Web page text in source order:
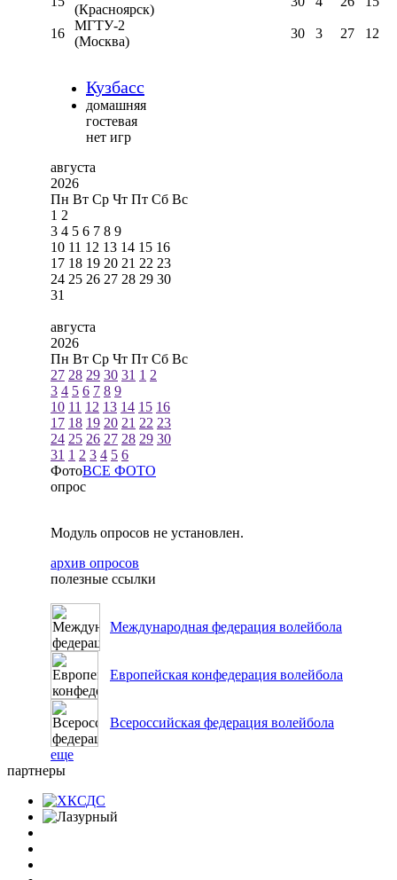
(Красноярск)
16
МГТУ-2
(Москва)
30 3 27 12
Кузбасс
домашняя
гостевая
нет игр
августа
2026
Пн Вт Ср Чт Пт Сб Вс
1 2
3 4 5 6 7 8 9
10 11 12 13 14 15 16
17 18 19 20 21 22 23
24 25 26 27 28 29 30
31
августа
2026
Пн Вт Ср Чт Пт Сб Вс
27 28 29 30 31 1 2
3 4 5 6 7 8 9
10 11 12 13 14 15 16
17 18 19 20 21 22 23
24 25 26 27 28 29 30
31 1 2 3 4 5 6
ФотоВСЕ ФОТО
опрос
Модуль опросов не установлен.
архив опросов
полезные ссылки
Международная федерация волейбола
Европейская конфедерация волейбола
Всероссийская федерация волейбола
еще
партнеры